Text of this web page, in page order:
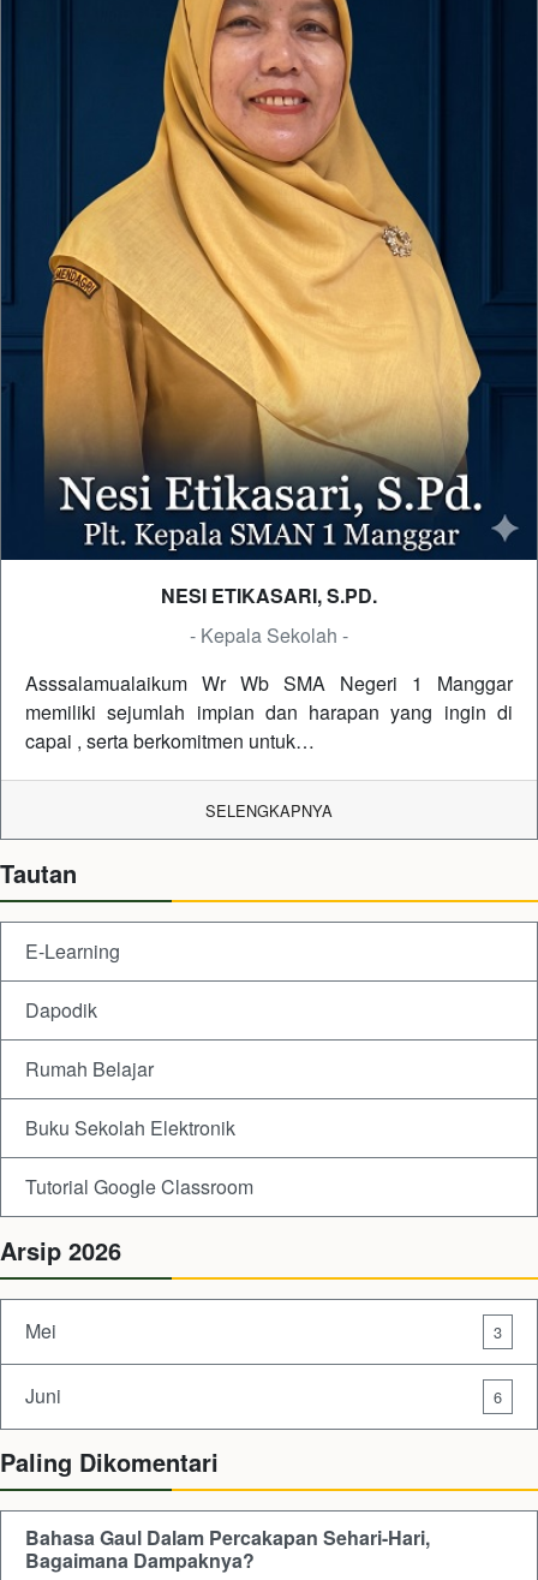
NESI ETIKASARI, S.PD.
- Kepala Sekolah -
Asssalamualaikum Wr Wb SMA Negeri 1 Manggar
memiliki sejumlah impian dan harapan yang ingin di
capai , serta berkomitmen untuk…
SELENGKAPNYA
Tautan
E-Learning
Dapodik
Rumah Belajar
Buku Sekolah Elektronik
Tutorial Google Classroom
Arsip 2026
Mei 3
Juni 6
Paling Dikomentari
Bahasa Gaul Dalam Percakapan Sehari-Hari,
Bagaimana Dampaknya?